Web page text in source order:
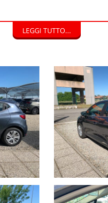
TUTTE LE AUTO NEL SUO
INLCUSI.
LEGGI TUTTO...